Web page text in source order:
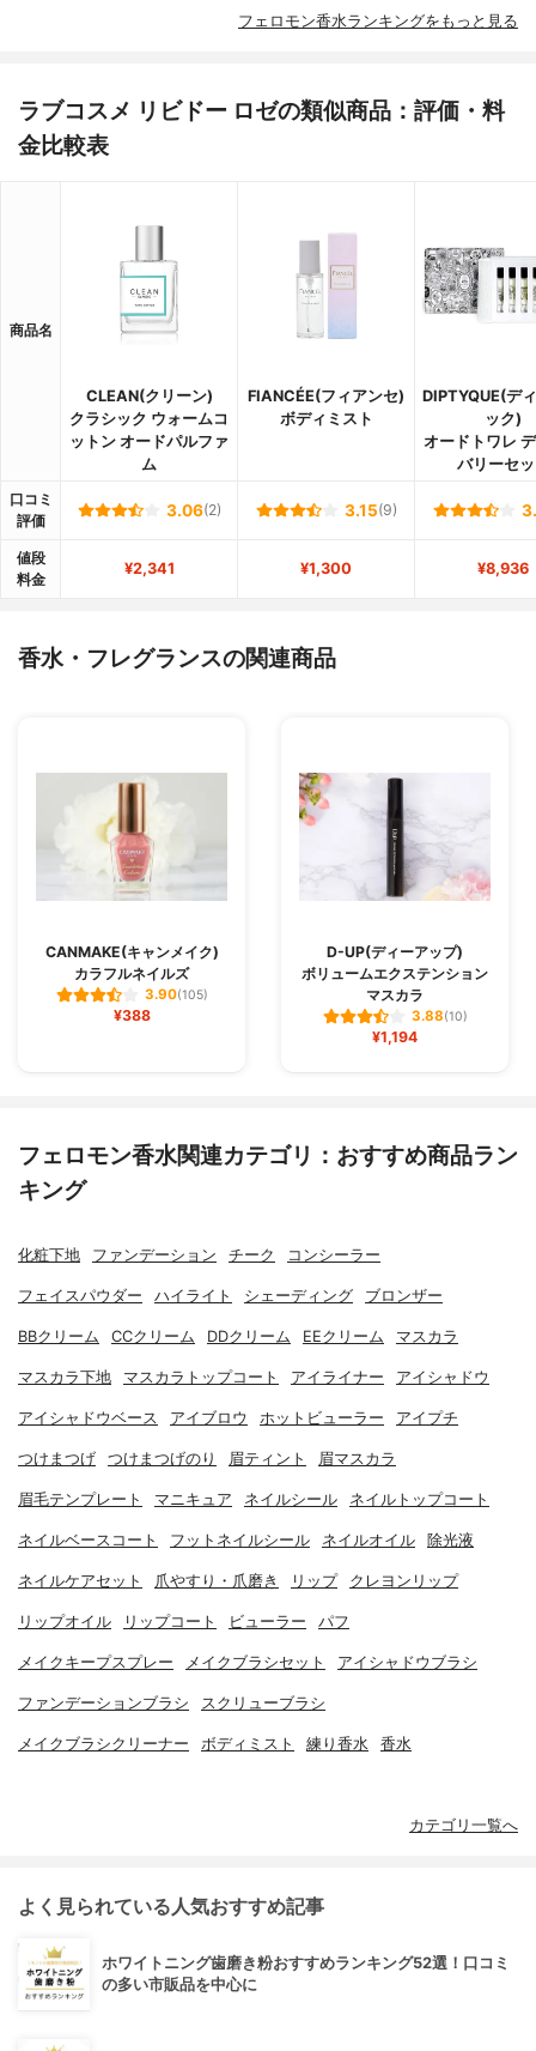
フェロモン香水ランキングをもっと見る
ラブコスメ リビドー ロゼの類似商品：評価・料
金比較表
商品名
CLEAN(クリーン)
クラシック ウォームコ
ットン オードパルファ
ム
FIANCÉE(フィアンセ)
ボディミスト
DIPTYQUE(デ
ック)
オードトワレ
バリーセ
口コミ
評価
3.06(2) 3.15(9)
値段
料金
¥2,341 ¥1,300 ¥8,936
香水・フレグランスの関連商品
CANMAKE(キャンメイク)
カラフルネイルズ
3.90(105)
¥388
D-UP(ディーアップ)
ボリュームエクステンション
マスカラ
3.88(10)
¥1,194
フェロモン香水関連カテゴリ：おすすめ商品ラン
キング
化粧下地 ファンデーション チーク コンシーラー
フェイスパウダー ハイライト シェーディング ブロンザー
BBクリーム CCクリーム DDクリーム EEクリーム マスカラ
マスカラ下地 マスカラトップコート アイライナー アイシャドウ
アイシャドウベース アイブロウ ホットビューラー アイプチ
つけまつげ つけまつげのり 眉ティント 眉マスカラ
眉毛テンプレート マニキュア ネイルシール ネイルトップコート
ネイルベースコート フットネイルシール ネイルオイル 除光液
ネイルケアセット 爪やすり・爪磨き リップ クレヨンリップ
リップオイル リップコート ビューラー パフ
メイクキープスプレー メイクブラシセット アイシャドウブラシ
ファンデーションブラシ スクリューブラシ
メイクブラシクリーナー ボディミスト 練り香水 香水
カテゴリ一覧へ
よく見られている人気おすすめ記事
ホワイトニング歯磨き粉おすすめランキング52選！口コミ
の多い市販品を中心に